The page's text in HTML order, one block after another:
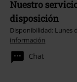
Nuestro
disposición
Disponibilidad: Lunes
información
Chat